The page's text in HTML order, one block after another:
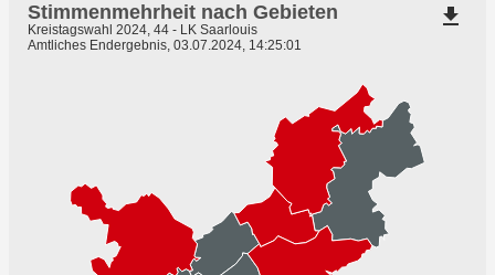
Stimmenmehrheit nach Gebieten
Kreistagswahl 2024, 44 - LK Saarlouis
Amtliches Endergebnis, 03.07.2024, 14:25:01
file_download